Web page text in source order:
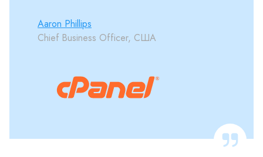
Aaron Phillips
Chief Business Officer, США